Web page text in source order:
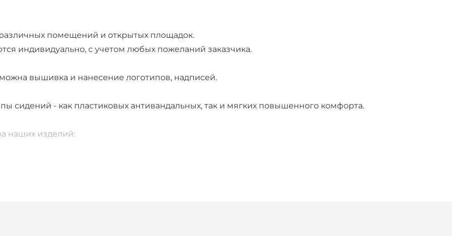
помещений и открытых площадок.
индивидуально, с учетом любых пожеланий заказчика.
вышивка и нанесение логотипов, надписей.
сидений - как пластиковых антивандальных, так и мягких повышенного комфорта.
наших изделий: